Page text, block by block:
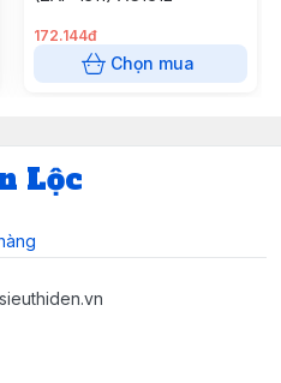
172.144đ
Chọn mua
Lộc